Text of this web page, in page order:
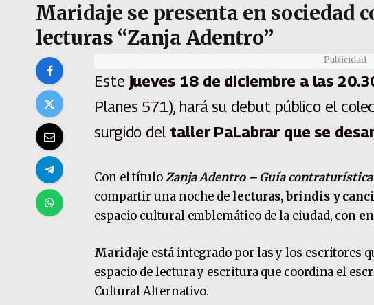
Maridaje se presenta en sociedad
lecturas “Zanja Adentro”
Publicidad
Este jueves 18 de diciembre a las
Planes 571), hará su debut público el
surgido del taller PaLabrar que se
Con el títuloZanja Adentro – Guía contraturística
compartir una noche de lecturas, brindis y
espacio cultural emblemático de la ciudad, con
Maridaje está integrado por las y los escritores
espacio de lectura y escritura que coordina el
Cultural Alternativo.